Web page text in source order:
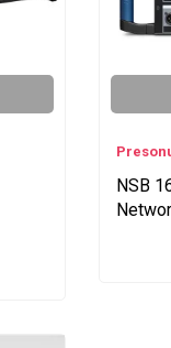
NSB